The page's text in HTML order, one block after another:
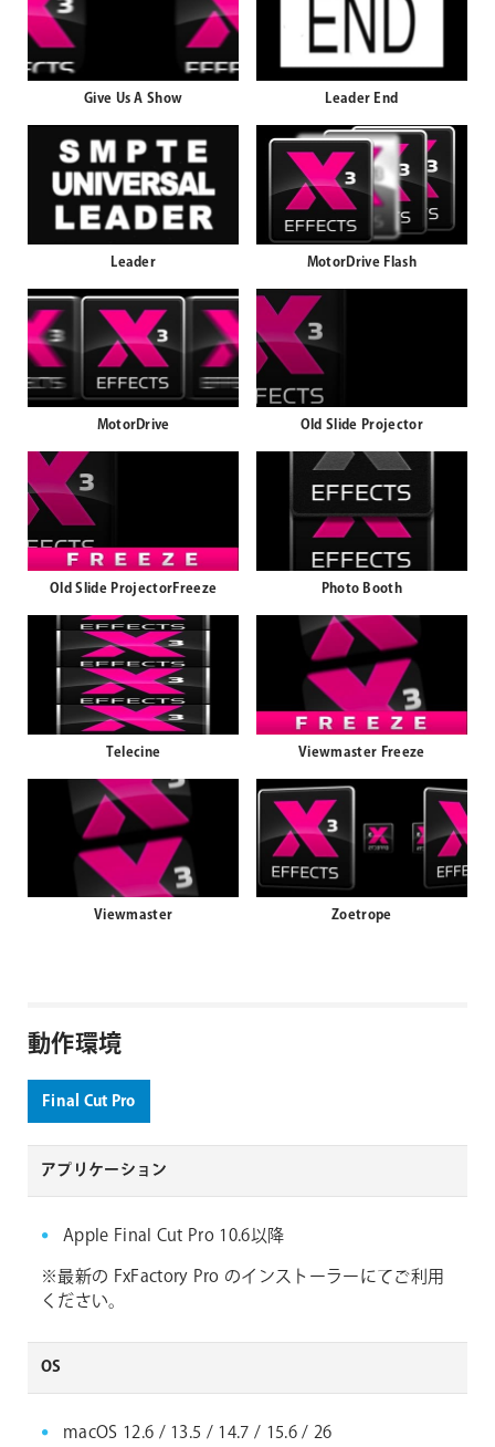
Give Us A Show Leader End
Leader MotorDrive Flash
MotorDrive Old Slide Projector
Old Slide ProjectorFreeze Photo Booth
Telecine Viewmaster Freeze
Viewmaster Zoetrope
動作環境
Final Cut Pro
アプリケーション
Apple Final Cut Pro 10.6以降
※最新の FxFactory Pro のインストーラーにてご利用
ください。
OS
macOS 12.6 / 13.5 / 14.7 / 15.6 / 26